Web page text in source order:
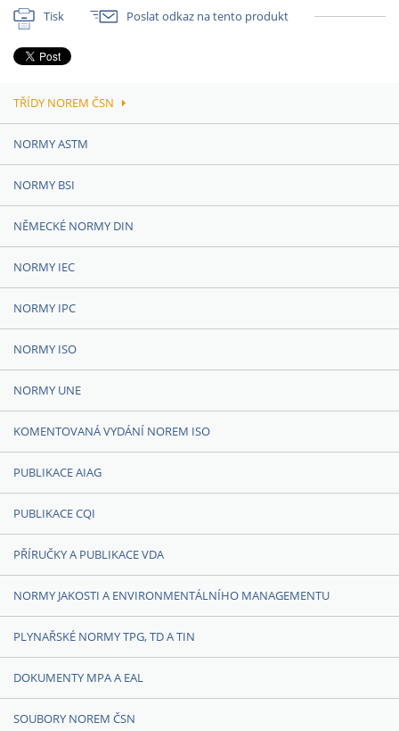
Tisk Poslat odkaz na tento produkt
TŘÍDY NOREM ČSN
NORMY ASTM
NORMY BSI
NĚMECKÉ NORMY DIN
NORMY IEC
NORMY IPC
NORMY ISO
NORMY UNE
KOMENTOVANÁ VYDÁNÍ NOREM ISO
PUBLIKACE AIAG
PUBLIKACE CQI
PŘÍRUČKY A PUBLIKACE VDA
NORMY JAKOSTI A ENVIRONMENTÁLNÍHO MANAGEMENTU
PLYNAŘSKÉ NORMY TPG, TD A TIN
DOKUMENTY MPA A EAL
SOUBORY NOREM ČSN